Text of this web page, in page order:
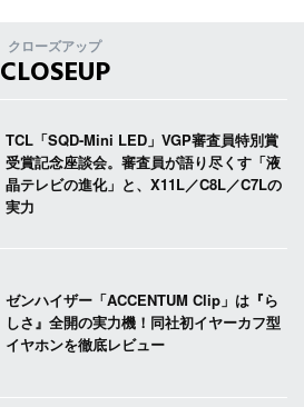
クローズアップ
CLOSEUP
TCL「SQD-Mini LED」VGP審査員特別賞
受賞記念座談会。審査員が語り尽くす「液
晶テレビの進化」と、X11L／C8L／C7Lの
実力
ゼンハイザー「ACCENTUM Clip」は『ら
しさ』全開の実力機！同社初イヤーカフ型
イヤホンを徹底レビュー